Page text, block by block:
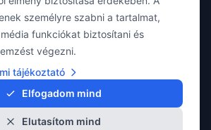
Viking Voyager
személyre szabni a tartalmat,
funkciókat biztosítani és
végezni.
tájékoztató
Elfogadom mind
Elutasítom mind